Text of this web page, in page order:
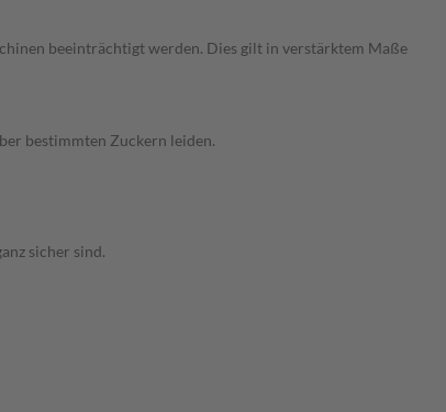
beeinträchtigt werden. Dies gilt in verstärktem Maße
bestimmten Zuckern leiden.
sicher sind.